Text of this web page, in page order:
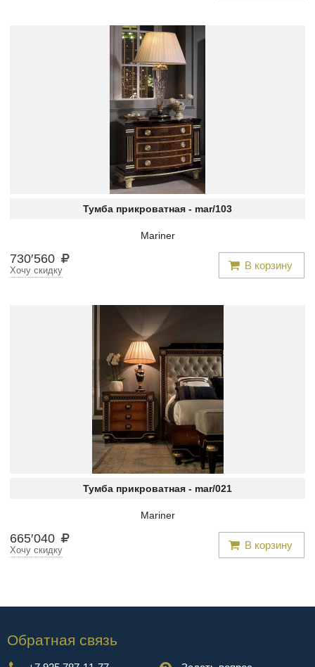
Тумба прикроватная - mar/103
Mariner
730′560 В корзину
Хочу скидку
Тумба прикроватная - mar/021
Mariner
665′040 В корзину
Хочу скидку
Обратная связь